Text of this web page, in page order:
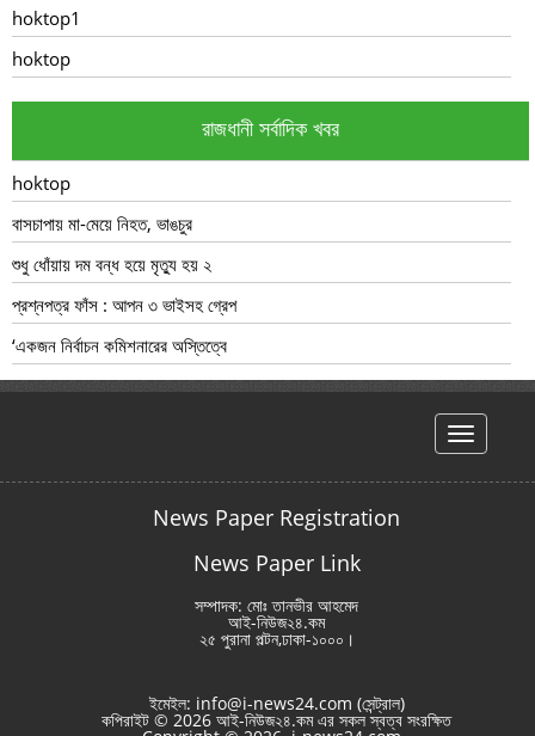
hoktop1
hoktop
রাজধানী সর্বাদিক খবর
hoktop
বাসচাপায় মা-মেয়ে নিহত, ভাঙচুর
শুধু ধোঁয়ায় দম বন্ধ হয়ে মৃত্যু হয় ২
প্রশ্নপত্র ফাঁস : আপন ৩ ভাইসহ গ্রেপ
‘একজন নির্বাচন কমিশনারের অস্তিত্বে
hello
News Paper Registration
News Paper Link
সম্পাদক: মোঃ তানভীর আহমেদ
আই-নিউজ২৪.কম
২৫ পুরানা পল্টন,ঢাকা-১০০০।
ইমেইল: info@i-news24.com (সেন্ট্রাল)
কপিরাইট © 2026 আই-নিউজ২৪.কম এর সকল স্বত্ব সংরক্ষিত